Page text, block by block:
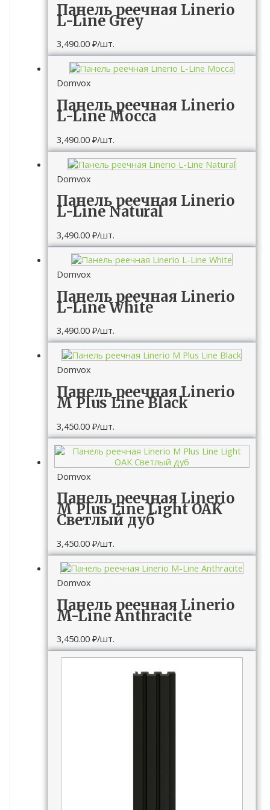
Панель реечная Linerio
L-Line Grey
3,490.00₽/шт.
Domvox
Панель реечная Linerio
L-Line Mocca
3,490.00₽/шт.
Domvox
Панель реечная Linerio
L-Line Natural
3,490.00₽/шт.
Domvox
Панель реечная Linerio
L-Line White
3,490.00₽/шт.
Domvox
Панель реечная Linerio
M Plus Line Black
3,450.00₽/шт.
Domvox
Панель реечная Linerio
M Plus Line Light OAK
Светлый дуб
3,450.00₽/шт.
Domvox
Панель реечная Linerio
M-Line Anthracite
3,450.00₽/шт.